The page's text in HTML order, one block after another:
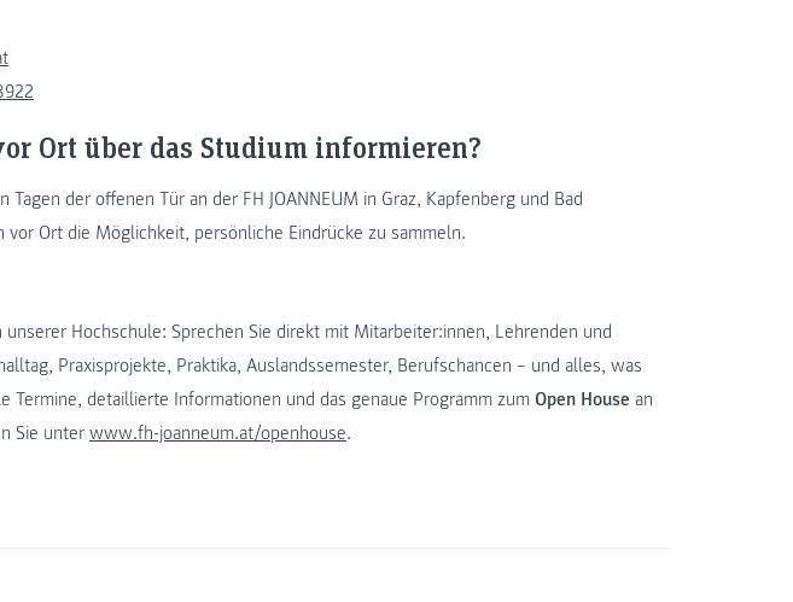
Ort über das Studium informieren?
Tagen der offenen Tür an der FH JOANNEUM in Graz, Kapfenberg und Bad
Ort die Möglichkeit, persönliche Eindrücke zu sammeln.
unserer Hochschule: Sprechen Sie direkt mit Mitarbeiter:innen, Lehrenden und
Praxisprojekte, Praktika, Auslandssemester, Berufschancen – und alles, was
Termine, detaillierte Informationen und das genaue Programm zum Open House an
Sie unterwww.fh-joanneum.at/openhouse.